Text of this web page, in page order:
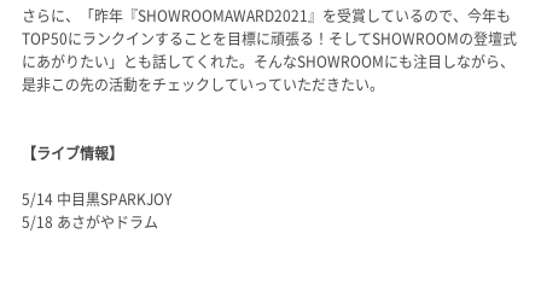
さらに、「昨年『SHOWROOMAWARD2021』を受賞しているので、今年も
TOP50にランクインすることを目標に頑張る！そしてSHOWROOMの登壇式
にあがりたい」とも話してくれた。そんなSHOWROOMにも注目しながら、
是非この先の活動をチェックしていっていただきたい。
【ライブ情報】
5/14 中目黒SPARKJOY
5/18 あさがやドラム